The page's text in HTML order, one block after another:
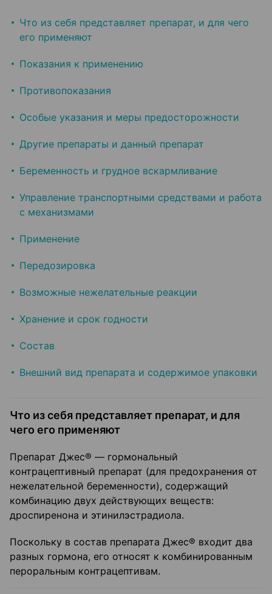
Что из себя представляет препарат, и для чего
его применяют
Показания к применению
Противопоказания
Особые указания и меры предосторожности
Другие препараты и данный препарат
Беременность и грудное вскармливание
Управление транспортными средствами и работа
с механизмами
Применение
Передозировка
Возможные нежелательные реакции
Хранение и срок годности
Состав
Внешний вид препарата и содержимое упаковки
Что из себя представляет препарат, и для
чего его применяют
Препарат Джес® — гормональный
контрацептивный препарат (для предохранения от
нежелательной беременности), содержащий
комбинацию двух действующих веществ:
дроспиренона и этинилэстрадиола.
Поскольку в состав препарата Джес® входит два
разных гормона, его относят к комбинированным
пероральным контрацептивам.